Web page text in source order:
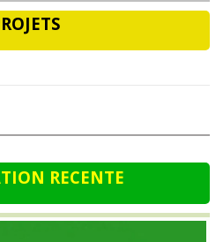
RECENTE